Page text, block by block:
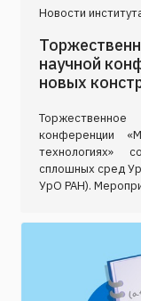
Новости
научной
новых
Торжественное
конференции
технологиях»
сплошных сред
УрО РАН).